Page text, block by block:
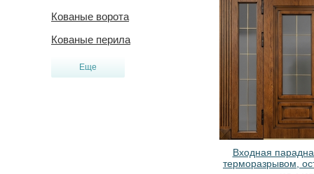
Кованые ворота
Кованые перила
Еще
Входная
терморазрывом,